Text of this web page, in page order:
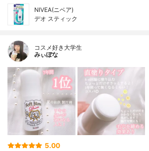
NIVEA(ニベア)
デオ スティック
コスメ好き大学生
みぃぽな
5.00